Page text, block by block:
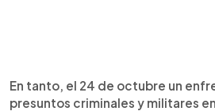
En tanto, el 24 de octubre un
presuntos criminales y militares